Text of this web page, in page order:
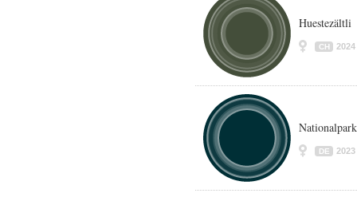
Huestezältli
CH 2024
DE 2023